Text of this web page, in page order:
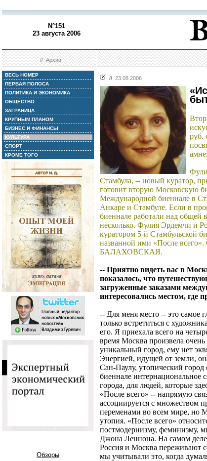
N°151
23 августа 2006
//Архив
ВЕСЬ НОМЕР
ПЕРВАЯ ПОЛОСА
ПОЛИТИКА И ЭКОНОМИКА
ОБЩЕСТВО
ЗАГРАНИЦА
КРУПНЫМ ПЛАНОМ
БИЗНЕС И ФИНАНСЫ
КУЛЬТУРА
СПОРТ
КРОМЕ ТОГО
Обзоры
// 23.08.2006
руб.
Стамбула, -- новый куратор,
готовит вторую Московскую
Международной биеннале в
Анкаре и Стамбуле. Если в
биеннале работали над общей
несколько. Фулия Эрдемчи и
куратором 5-й Стамбульской
названной ими «После
БАЛАХОВСКАЯ.
-- Приятно видеть вас в
показалось, что
загруженные заказами
интересовались местом, где
-- Для меня место -- это самое
только встретиться с
его. Я приехала всего на
время Москва произвела
уникальный город, ему нет
Энергией, идущей от земли,
Сан-Паулу, утопический
биеннале интернациональное
города, для людей, которые
«После всего» -- напрямую
ассоциируется с множеством
переменами во всем мире, но
утопия. «После всего»
постмодернизму, феминизму,
Джона Леннона. На самом деле
Россия и Москва переживают
мы учитывали это, когда